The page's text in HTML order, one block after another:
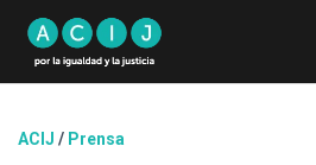
ACIJ / Prensa